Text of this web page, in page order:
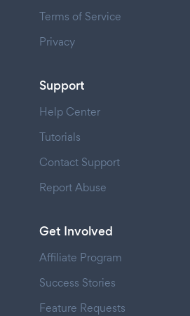
Terms of Service
Privacy
Support
Help Center
Tutorials
Contact Support
Report Abuse
Get Involved
Affiliate Program
Success Stories
Feature Requests